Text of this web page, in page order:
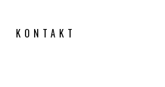
KONTAKT